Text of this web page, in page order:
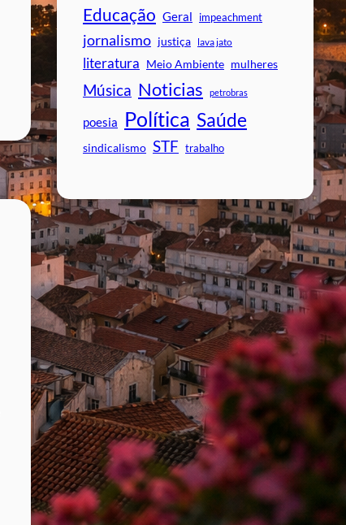
Educação Geral impeachment
jornalismo justiça lava jato
literatura Meio Ambiente mulheres
Música Noticias petrobras
poesia Política Saúde
sindicalismo STF trabalho